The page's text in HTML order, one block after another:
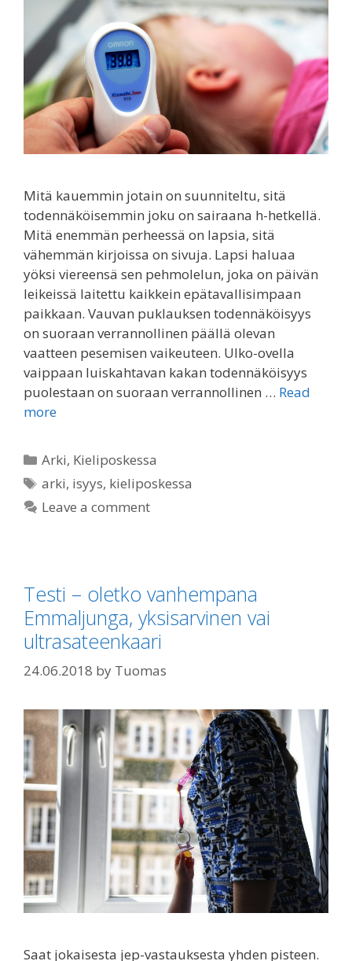
Mitä kauemmin jotain on suunniteltu, sitä
todennäköisemmin joku on sairaana h-hetkellä.
Mitä enemmän perheessä on lapsia, sitä
vähemmän kirjoissa on sivuja. Lapsi haluaa
yöksi viereensä sen pehmolelun, joka on päivän
leikeissä laitettu kaikkein epätavallisimpaan
paikkaan. Vauvan puklauksen todennäköisyys
on suoraan verrannollinen päällä olevan
vaatteen pesemisen vaikeuteen. Ulko-ovella
vaippaan luiskahtavan kakan todennäköisyys
puolestaan on suoraan verrannollinen … Read
more
Categories
Arki, Kieliposkessa
Tags
arki, isyys, kieliposkessa
Leave a comment
Testi – oletko vanhempana
Emmaljunga, yksisarvinen vai
ultrasateenkaari
24.06.2018 by Tuomas
Saat jokaisesta jep-vastauksesta yhden pisteen.